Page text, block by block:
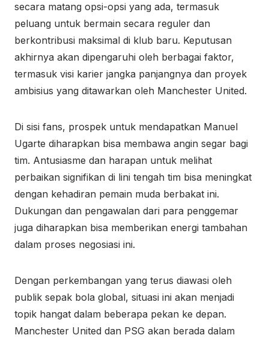
secara matang opsi-opsi yang ada, termasuk
peluang untuk bermain secara reguler dan
berkontribusi maksimal di klub baru. Keputusan
akhirnya akan dipengaruhi oleh berbagai faktor,
termasuk visi karier jangka panjangnya dan proyek
ambisius yang ditawarkan oleh Manchester United.
Di sisi fans, prospek untuk mendapatkan Manuel
Ugarte diharapkan bisa membawa angin segar bagi
tim. Antusiasme dan harapan untuk melihat
perbaikan signifikan di lini tengah tim bisa meningkat
dengan kehadiran pemain muda berbakat ini.
Dukungan dan pengawalan dari para penggemar
juga diharapkan bisa memberikan energi tambahan
dalam proses negosiasi ini.
Dengan perkembangan yang terus diawasi oleh
publik sepak bola global, situasi ini akan menjadi
topik hangat dalam beberapa pekan ke depan.
Manchester United dan PSG akan berada dalam